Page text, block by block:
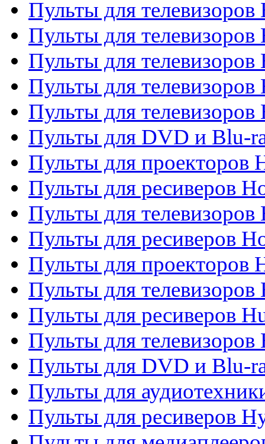
Пульты для телевизоров
Пульты для телевизоров
Пульты для телевизоров
Пульты для телевизоров
Пульты для телевизоров
Пульты для DVD и Blu-
Пульты для проекторов
Пульты для ресиверов
Пульты для
Пульты для ресиверов
Пульты для проекторов
Пульты для телевизоров
Пульты для ресиверов
Пульты для
Пульты для DVD и Blu-
Пульты для
Пульты для ресиверов